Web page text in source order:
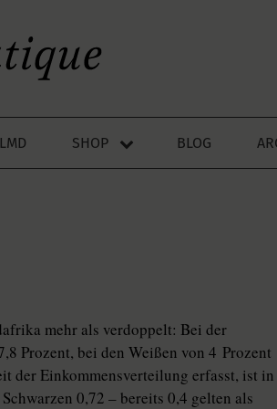
SHOP BLOG
mehr als verdoppelt: Bei der
Prozent, bei den Weißen von 4 Prozent
der Einkommensverteilung erfasst, ist in
0,72 – bereits 0,4 gelten als